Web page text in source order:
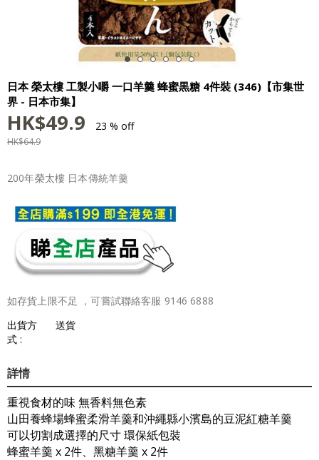
日本 榮太樓 工製小嚼 一口羊羹 蜂蜜黒糖 4件裝 (346)【市集世
界 - 日本市集】
HK$49.9 23 % off
HK$64.9
200年榮太樓 日本傳統羊羹
如存貨上限不足 ，可嘗試聯絡客服 9146 6888
出貨方
式 :
送貨
詳情
重視食材的味 無香料無色素
山田養蜂場蜂蜜柔滑羊羹和沖繩縣小濱島的豆泥紅糖羊羹
可以切割成選擇的尺寸 環保紙包裝
蜂蜜羊羹 x 2件、黑糖羊羹 x 2件